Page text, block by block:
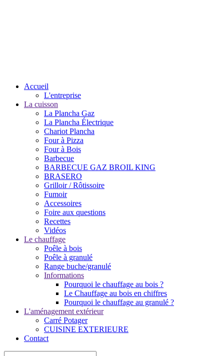
Accueil
L'entreprise
La cuisson
La Plancha Gaz
La Plancha Électrique
Chariot Plancha
Four à Pizza
Four à Bois
Barbecue
BARBECUE GAZ BROIL KING
BRASERO
Grilloir / Rôtissoire
Fumoir
Accessoires
Foire aux questions
Recettes
Vidéos
Le chauffage
Poêle à bois
Poêle à granulé
Range buche/granulé
Informations
Pourquoi le chauffage au bois ?
Le Chauffage au bois en chiffres
Pourquoi le chauffage au granulé ?
L'aménagement extérieur
Carré Potager
CUISINE EXTERIEURE
Contact